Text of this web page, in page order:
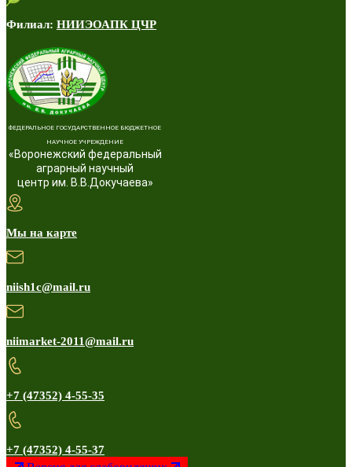
Филиал: НИИЭОАПК ЦЧР
ФЕДЕРАЛЬНОЕ ГОСУДАРСТВЕННОЕ БЮДЖЕТНОЕ
НАУЧНОЕ УЧРЕЖДЕНИЕ
«Воронежский федеральный
аграрный научный
центр им. В.В.Докучаева»
Мы на карте
niish1c@mail.ru
niimarket-2011@mail.ru
+7 (47352) 4-55-35
+7 (47352) 4-55-37